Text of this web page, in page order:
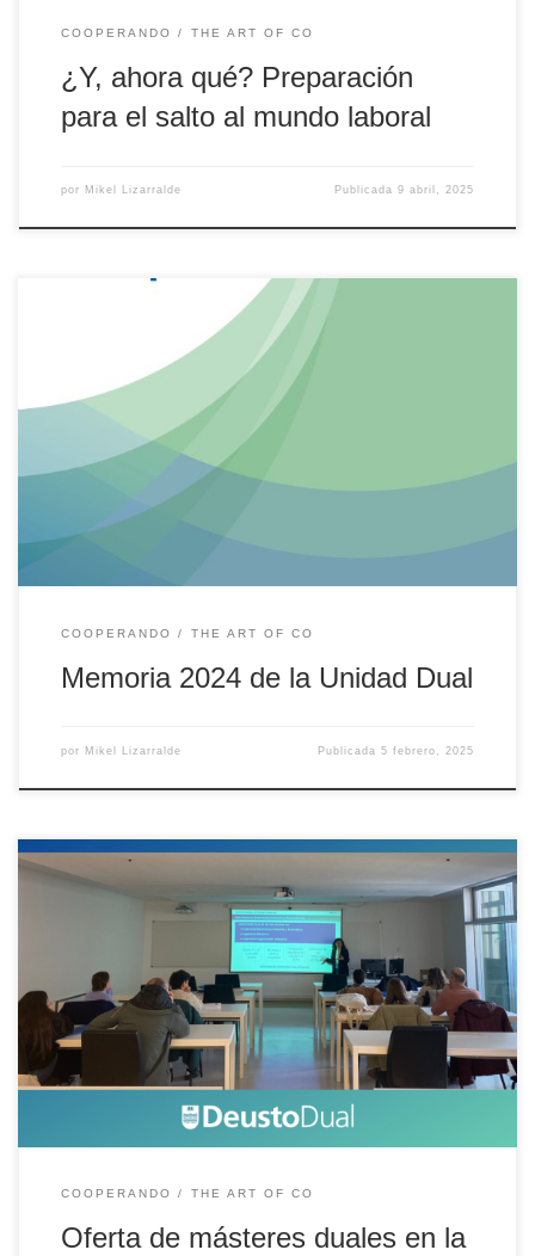
COOPERANDO THE ART OF CO
¿Y, ahora qué? Preparación
para el salto al mundo laboral
por Mikel Lizarralde Publicada9 abril, 2025
En el documento que encontrarás más abajo podrás ver cuáles
han sido los principales hitos de la Formación Dual Universitaria en
la Universidad de Deusto durante el año 2024. Aquí puedes ver la
Memoria en euskera (PDF). MIKEL LIZARRALDE · COlaborador en la
Unidad Dual. Heading COoperandoThe Art of CO […]
COOPERANDO THE ART OF CO
Memoria 2024 de la Unidad Dual
por Mikel Lizarralde Publicada5 febrero, 2025
¿Por qué estudiar un máster dual en la Universidad de Deusto? Os
mostramos las razones por las que una persona que se está
preparando para dar el salto al mundo profesional y quiere
estudiar un máster debería tener en cuenta lo que ofrece un
posgrado dual. Un máster dual ofrece […]
COOPERANDO THE ART OF CO
Oferta de másteres duales en la